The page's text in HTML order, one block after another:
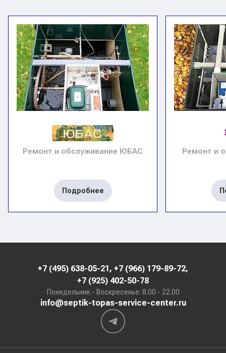
Ремонт и обслуживание ЮБАС
Подробнее
Ремонт и
+7 (495) 638-05-21, +7 (966) 179-89-72,
+7 (925) 402-50-78
Понедельник - Воскресенье: 8.00 - 22.00
info@septik-topas-service-center.ru